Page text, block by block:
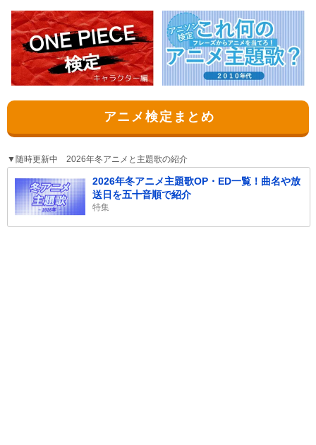
アニメ検定まとめ
▼随時更新中 2026年冬アニメと主題歌の紹介
2026年冬アニメ主題歌OP・ED一覧！曲名や放
送日を五十音順で紹介
特集